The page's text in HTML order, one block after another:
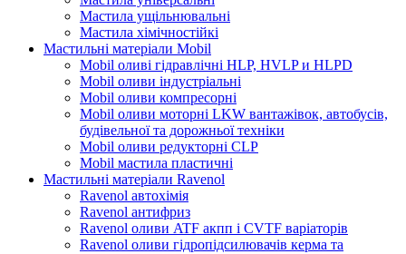
Мастила ущільнювальні
Мастила хімічностійкі
Мастильні матеріали Mobil
Mobil оливі гідравлічні HLP, HVLP и HLPD
Mobil оливи індустріальні
Mobil оливи компресорні
Mobil оливи моторні LKW вантажівок, автобусів,
будівельної та дорожньої техніки
Mobil оливи редукторні CLP
Mobil мастила пластичні
Мастильні матеріали Ravenol
Ravenol автохімія
Ravenol антифриз
Ravenol оливи ATF акпп і CVTF варіаторів
Ravenol оливи гідропідсилювачів керма та